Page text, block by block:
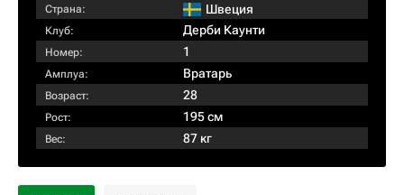
Страна: Швеция
Клуб: Дерби Каунти
Номер: 1
Амплуа: Вратарь
Возраст: 28
Рост: 195 см
Вес: 87 кг